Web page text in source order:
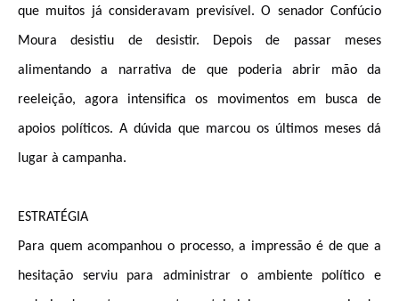
que muitos já consideravam previsível. O senador Confúcio
Moura desistiu de desistir. Depois de passar meses
alimentando a narrativa de que poderia abrir mão da
reeleição, agora intensifica os movimentos em busca de
apoios políticos. A dúvida que marcou os últimos meses dá
lugar à campanha.
ESTRATÉGIA
Para quem acompanhou o processo, a impressão é de que a
hesitação serviu para administrar o ambiente político e